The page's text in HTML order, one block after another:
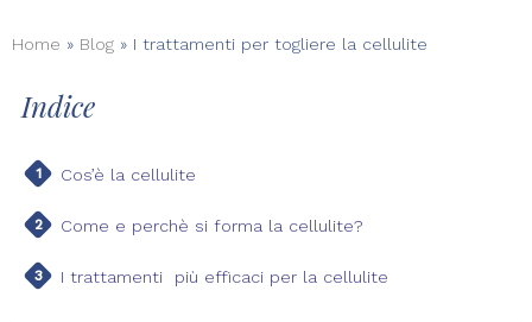
Home » Blog » I trattamenti per togliere la cellulite
Indice
Cos’è la cellulite
Come e perchè si forma la cellulite?
I trattamenti più efficaci per la cellulite